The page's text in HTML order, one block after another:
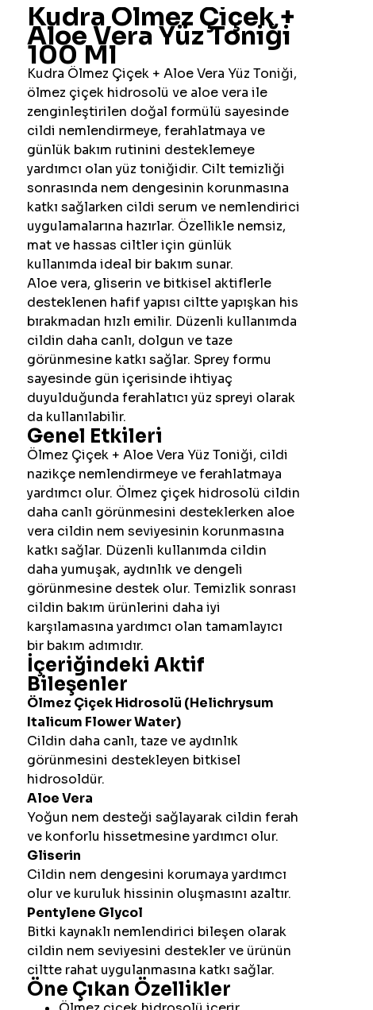
Kudra Ölmez Çiçek +
Aloe Vera Yüz Toniği
100 Ml
Kudra Ölmez Çiçek + Aloe Vera Yüz Toniği,
ölmez çiçek hidrosolü ve aloe vera ile
zenginleştirilen doğal formülü sayesinde
cildi nemlendirmeye, ferahlatmaya ve
günlük bakım rutinini desteklemeye
yardımcı olan yüz toniğidir. Cilt temizliği
sonrasında nem dengesinin korunmasına
katkı sağlarken cildi serum ve nemlendirici
uygulamalarına hazırlar. Özellikle nemsiz,
mat ve hassas ciltler için günlük
kullanımda ideal bir bakım sunar.
Aloe vera, gliserin ve bitkisel aktiflerle
desteklenen hafif yapısı ciltte yapışkan his
bırakmadan hızlı emilir. Düzenli kullanımda
cildin daha canlı, dolgun ve taze
görünmesine katkı sağlar. Sprey formu
sayesinde gün içerisinde ihtiyaç
duyulduğunda ferahlatıcı yüz spreyi olarak
da kullanılabilir.
Genel Etkileri
Ölmez Çiçek + Aloe Vera Yüz Toniği, cildi
nazikçe nemlendirmeye ve ferahlatmaya
yardımcı olur. Ölmez çiçek hidrosolü cildin
daha canlı görünmesini desteklerken aloe
vera cildin nem seviyesinin korunmasına
katkı sağlar. Düzenli kullanımda cildin
daha yumuşak, aydınlık ve dengeli
görünmesine destek olur. Temizlik sonrası
cildin bakım ürünlerini daha iyi
karşılamasına yardımcı olan tamamlayıcı
bir bakım adımıdır.
İçeriğindeki Aktif
Bileşenler
Ölmez Çiçek Hidrosolü (Helichrysum
Italicum Flower Water)
Cildin daha canlı, taze ve aydınlık
görünmesini destekleyen bitkisel
hidrosoldür.
Aloe Vera
Yoğun nem desteği sağlayarak cildin ferah
ve konforlu hissetmesine yardımcı olur.
Gliserin
Cildin nem dengesini korumaya yardımcı
olur ve kuruluk hissinin oluşmasını azaltır.
Pentylene Glycol
Bitki kaynaklı nemlendirici bileşen olarak
cildin nem seviyesini destekler ve ürünün
ciltte rahat uygulanmasına katkı sağlar.
Öne Çıkan Özellikler